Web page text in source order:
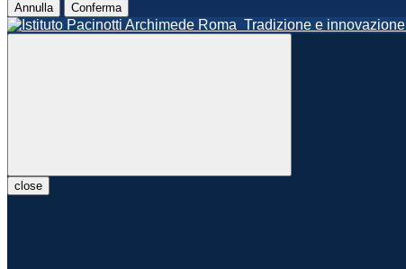
Annulla Conferma
Roma Tradizione e innovazione
close